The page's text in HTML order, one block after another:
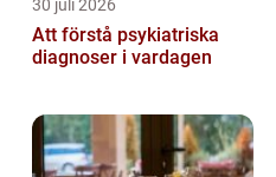
30 juli 2026
Att förstå psykiatriska
diagnoser i vardagen